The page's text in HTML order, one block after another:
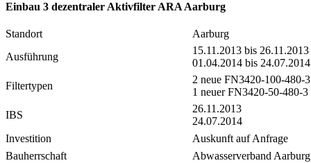
Einbau 3 dezentraler Aktivfilter ARA Aarburg
Standort
Aarburg
Ausführung
15.11.2013 bis 26.11.2013
01.04.2014 bis 24.07.2014
Filtertypen
2 neue FN3420-100-480-3
1 neuer FN3420-50-480-3
IBS
26.11.2013
24.07.2014
Investition
Auskunft auf Anfrage
Bauherrschaft
Abwasserverband Aarburg